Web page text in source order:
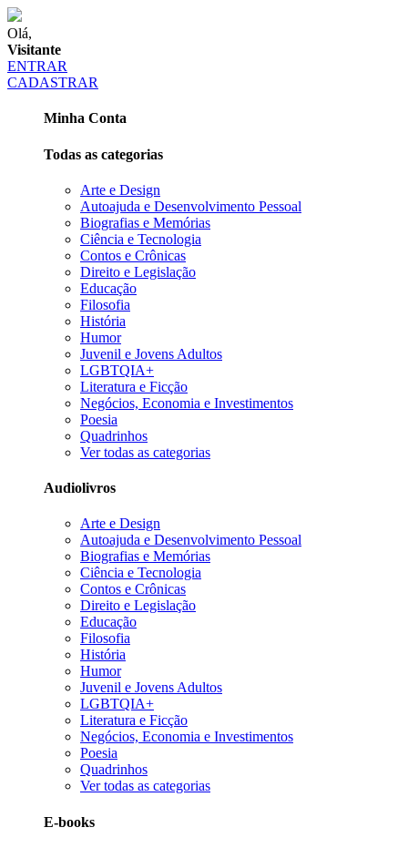
Olá,
Visitante
ENTRAR
CADASTRAR
Minha Conta
Todas as categorias
Arte e Design
Autoajuda e Desenvolvimento Pessoal
Biografias e Memórias
Ciência e Tecnologia
Contos e Crônicas
Direito e Legislação
Educação
Filosofia
História
Humor
Juvenil e Jovens Adultos
LGBTQIA+
Literatura e Ficção
Negócios, Economia e Investimentos
Poesia
Quadrinhos
Ver todas as categorias
Audiolivros
Arte e Design
Autoajuda e Desenvolvimento Pessoal
Biografias e Memórias
Ciência e Tecnologia
Contos e Crônicas
Direito e Legislação
Educação
Filosofia
História
Humor
Juvenil e Jovens Adultos
LGBTQIA+
Literatura e Ficção
Negócios, Economia e Investimentos
Poesia
Quadrinhos
Ver todas as categorias
E-books